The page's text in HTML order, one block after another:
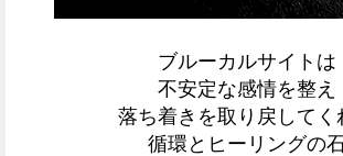
ブルーカルサイトは
不安定な感情を整え
落ち着きを取り戻してく
循環とヒーリングの